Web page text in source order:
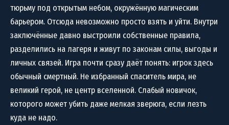
тюрьму под открытым небом, окружённую магическим
барьером. Отсюда невозможно просто взять и уйти. Внутри
заключённые давно выстроили собственные правила,
разделились на лагеря и живут по законам силы, выгоды и
личных связей. Игра почти сразу даёт понять: игрок здесь
обычный смертный. Не избранный спаситель мира, не
великий герой, не центр вселенной. Слабый новичок,
которого может убить даже мелкая зверюга, если лезть
куда не надо.